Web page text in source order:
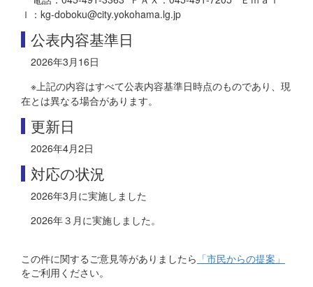
ｌ：kg-doboku@city.yokohama.lg.jp
公表内容基準日
2026年3月16日
※上記の内容はすべて公表内容基準日時点のものであり、現
在とは異なる場合があります。
更新日
2026年4月2日
対応の状況
2026年3月に実施しました
2026年３月に実施しました。
この件に関するご意見等がありましたら 「市民からの提案」
をご利用ください。